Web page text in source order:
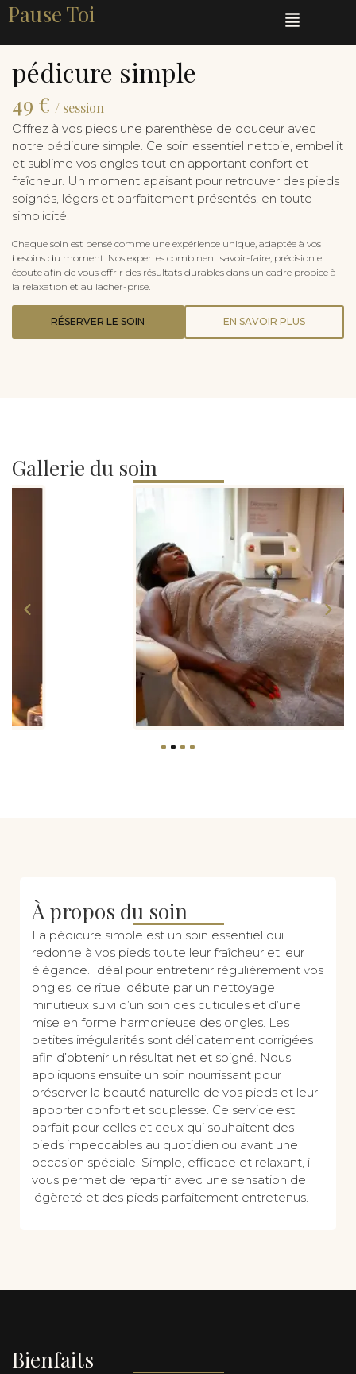
Pause Toi
pédicure simple
49 € / session
Offrez à vos pieds une parenthèse de douceur avec
notre pédicure simple. Ce soin essentiel nettoie, embellit
et sublime vos ongles tout en apportant confort et
fraîcheur. Un moment apaisant pour retrouver des pieds
soignés, légers et parfaitement présentés, en toute
simplicité.
Chaque soin est pensé comme une expérience unique, adaptée à vos
besoins du moment. Nos expertes combinent savoir-faire, précision et
écoute afin de vous offrir des résultats durables dans un cadre propice à
la relaxation et au lâcher-prise.
RÉSERVER LE SOIN EN SAVOIR PLUS
Gallerie du soin
À propos du soin
La pédicure simple est un soin essentiel qui
redonne à vos pieds toute leur fraîcheur et leur
élégance. Idéal pour entretenir régulièrement vos
ongles, ce rituel débute par un nettoyage
minutieux suivi d’un soin des cuticules et d’une
mise en forme harmonieuse des ongles. Les
petites irrégularités sont délicatement corrigées
afin d’obtenir un résultat net et soigné. Nous
appliquons ensuite un soin nourrissant pour
préserver la beauté naturelle de vos pieds et leur
apporter confort et souplesse. Ce service est
parfait pour celles et ceux qui souhaitent des
pieds impeccables au quotidien ou avant une
occasion spéciale. Simple, efficace et relaxant, il
vous permet de repartir avec une sensation de
légèreté et des pieds parfaitement entretenus.
Bienfaits